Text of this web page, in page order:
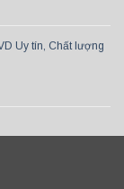
Uy tín, Chất lượng